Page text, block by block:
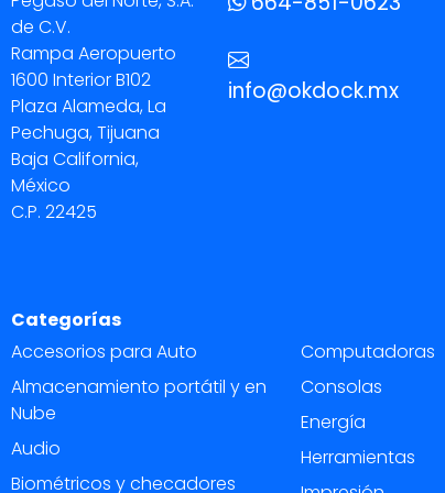
de C.V.
Rampa Aeropuerto
1600 Interior B102
Plaza Alameda, La
Pechuga, Tijuana
Baja California,
México
C.P. 22425
info@okdock.mx
Categorías
Accesorios para Auto
Almacenamiento portátil y en
Nube
Audio
Biométricos y checadores
Computadoras
Consolas
Energía
Herramientas